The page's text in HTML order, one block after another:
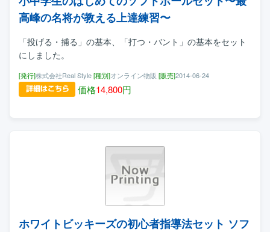
高峰の名将が教える上達練習〜
「投げる・捕る」の基本、「打つ・バント」の基本をセット
にしました。
[発行]株式会社Real Style[種別]オンライン物販 [販売]2014-06-24
価格14,800円
ホワイトビッキーズの初心者指導法セット ソフ